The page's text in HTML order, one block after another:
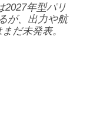
2027年型パリ
が、出力や航
だ未発表。